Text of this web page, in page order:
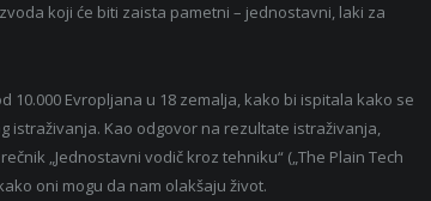
koji će biti zaista pametni – jednostavni, laki za
Evropljana u 18 zemalja, kako bi ispitala kako se
istraživanja. Kao odgovor na rezultate istraživanja,
„Jednostavni vodič kroz tehniku“ („The Plain Tech
oni mogu da nam olakšaju život.